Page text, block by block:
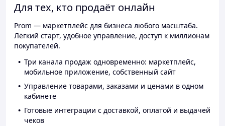
Для тех, кто продаёт онлайн
Prom — маркетплейс для бизнеса любого масштаба.
Лёгкий старт, удобное управление, доступ к миллионам
покупателей.
Три канала продаж одновременно: маркетплейс,
мобильное приложение, собственный сайт
Управление товарами, заказами и ценами в одном
кабинете
Готовые интеграции с доставкой, оплатой и выдачей
чеков